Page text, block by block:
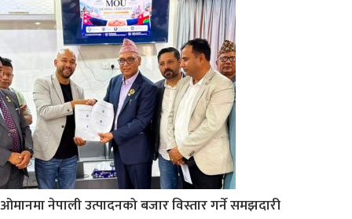
ओमानमा नेपाली उत्पादनको बजार विस्तार गर्ने समझदारी